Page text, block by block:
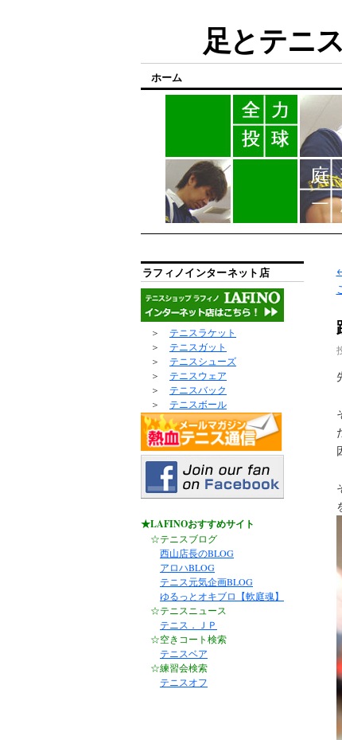
足とテニ
ホーム
ラフィノインターネット店
＞ テニスラケット
＞ テニスガット
＞ テニスシューズ
＞ テニスウェア
＞ テニスバック
＞ テニスボール
★LAFINOおすすめサイト
☆テニスブログ
西山店長のBLOG
アロハBLOG
テニス元気企画BLOG
ゆるっとオキブロ【軟庭魂】
☆テニスニュース
テニス．ＪＰ
☆空きコート検索
テニスベア
☆練習会検索
テニスオフ